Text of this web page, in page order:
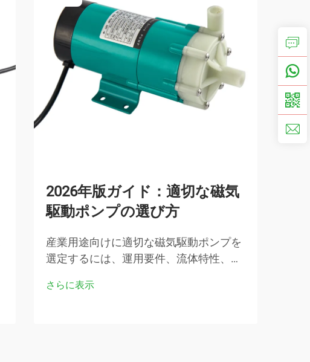
2026年版ガイド：適切な磁気
駆動ポンプの選び方
産業用途向けに適切な磁気駆動ポンプを
選定するには、運用要件、流体特性、シ
関係を理解する必要があります。磁気駆
さらに表示